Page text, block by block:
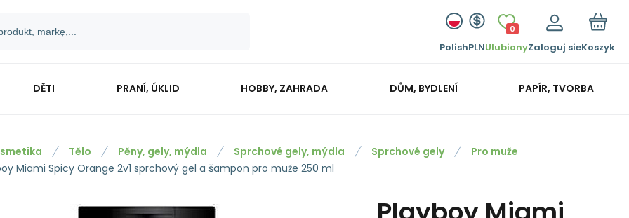
PolishPLN
0
UlubionyZaloguj sieKoszyk
DĚTI PRANÍ, ÚKLID HOBBY, ZAHRADA DŮM, BYDLENÍ PAPÍR, TVORBA
Tělo Pěny, gely, mýdla Sprchové gely, mýdla Sprchové gely
Pro muže
Miami Spicy Orange 2v1 sprchový gel a šampon pro muže 250 ml